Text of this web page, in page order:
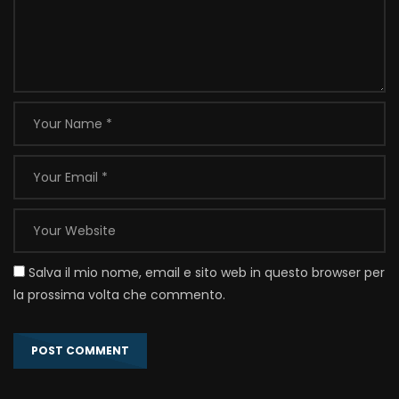
Salva il mio nome, email e sito web in questo browser per
la prossima volta che commento.